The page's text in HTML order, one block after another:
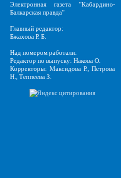
Электронная газета "Кабардино-
Балкарская правда"
Главный редактор:
Бжахова Р. Б.
Над номером работали:
Редактор по выпуску: Накова О.
Корректоры: Максидова Р., Петрова
Н., Теппеева З.